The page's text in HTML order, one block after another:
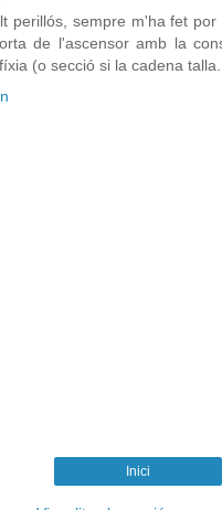
perillós, sempre m'ha fet
de l'ascensor amb la
(o secció si la cadena
Inici